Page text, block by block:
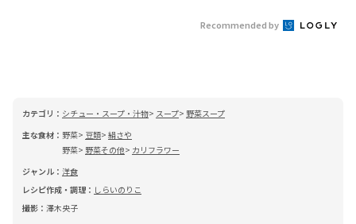
Recommended by
カテゴリ： シチュー・スープ・汁物 スープ
野菜スープ
主な食材： 野菜 豆類 絹さや
野菜
野菜その他
カリフラワー
ジャンル： 洋食
レシピ作成・調理： しらいのりこ
撮影： 澤木央子